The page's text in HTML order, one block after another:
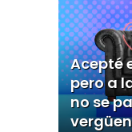
Acepté
pero a
no se